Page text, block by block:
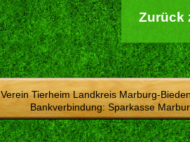
Zurück
Verein Tierheim Landkreis Marburg-
Bankverbindung: Sparkasse